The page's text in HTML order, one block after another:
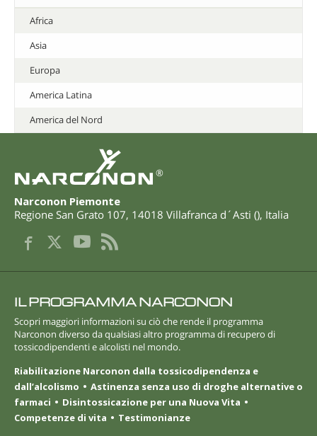
Africa
Asia
Europa
America Latina
America del Nord
®
Narconon Piemonte
Regione San Grato 107, 14018 Villafranca d´Asti (), Italia
IL PROGRAMMA NARCONON
Scopri maggiori informazioni su ciò che rende il programma
Narconon diverso da qualsiasi altro programma di recupero di
tossicodipendenti e alcolisti nel mondo.
Riabilitazione Narconon dalla tossicodipendenza e
dall’alcolismo
Astinenza senza uso di droghe alternative o
farmaci
Disintossicazione per una Nuova Vita
Competenze di vita
Testimonianze